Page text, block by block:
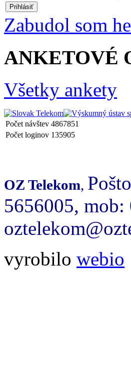
Prihlásiť
Zabudol som
ANKETOVÉ
Všetky ankety
Počet návštev 4867851
Počet loginov 135905
OZ Telekom,
5656005,
vyrobilo webio